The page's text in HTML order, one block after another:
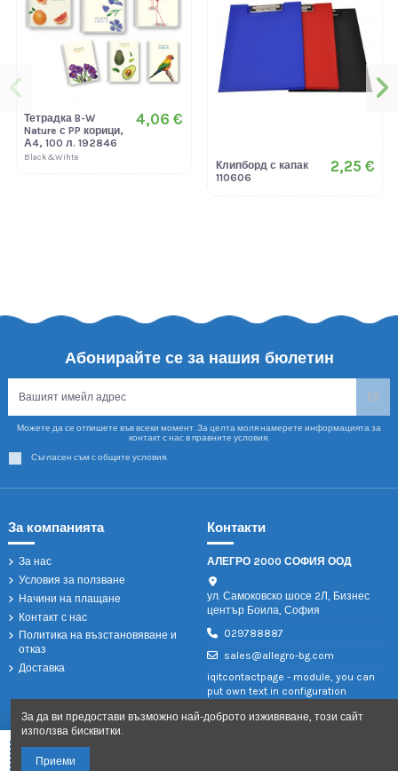
Тетрадка B-W
Nature с PP корици,
А4, 100 л. 192846
Black&Wihte
4,06 €
Клипборд с капак
110606
2,25 €
Абонирайте се за нашия бюлетин
Можете да се отпишете във всеки момент. За целта моля намерете информацията за
контакт с нас в правните условия.
Съгласен съм с общите условия.
За компанията
За нас
Условия за ползване
Начини на плащане
Контакт с нас
Политика на възстановяване и
отказ
Доставка
Контакти
АЛЕГРО 2000 СОФИЯ ООД
ул. Самоковско шосе 2Л, Бизнес
център Боила, София
029788887
sales@allegro-bg.com
iqitcontactpage - module, you can
put own text in configuration
За да ви предостави възможно най-доброто изживяване, този сайт
използва бисквитки.
Приеми